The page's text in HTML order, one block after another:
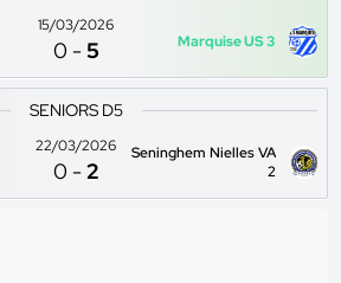
15/03/2026
0 -5 Marquise US 3
SENIORS D5
22/03/2026
0 -2
Seninghem Nielles VA
2